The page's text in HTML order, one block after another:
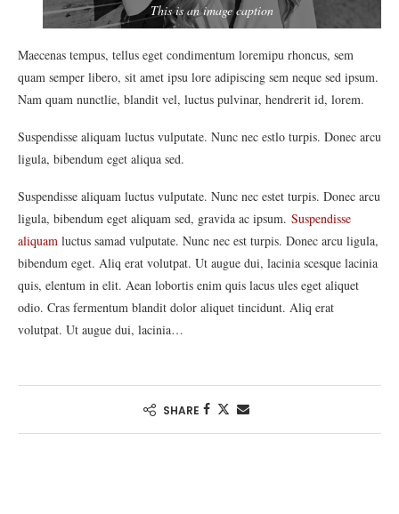
This is an image caption
Maecenas tempus, tellus eget condimentum loremipu rhoncus, sem
quam semper libero, sit amet ipsu lore adipiscing sem neque sed ipsum.
Nam quam nunctlie, blandit vel, luctus pulvinar, hendrerit id, lorem.
Suspendisse aliquam luctus vulputate. Nunc nec estlo turpis. Donec arcu
ligula, bibendum eget aliqua sed.
Suspendisse aliquam luctus vulputate. Nunc nec estet turpis. Donec arcu
ligula, bibendum eget aliquam sed, gravida ac ipsum. Suspendisse
aliquam luctus samad vulputate. Nunc nec est turpis. Donec arcu ligula,
bibendum eget. Aliq erat volutpat. Ut augue dui, lacinia scesque lacinia
quis, elentum in elit. Aean lobortis enim quis lacus ules eget aliquet
odio. Cras fermentum blandit dolor aliquet tincidunt. Aliq erat
volutpat. Ut augue dui, lacinia…
SHARE